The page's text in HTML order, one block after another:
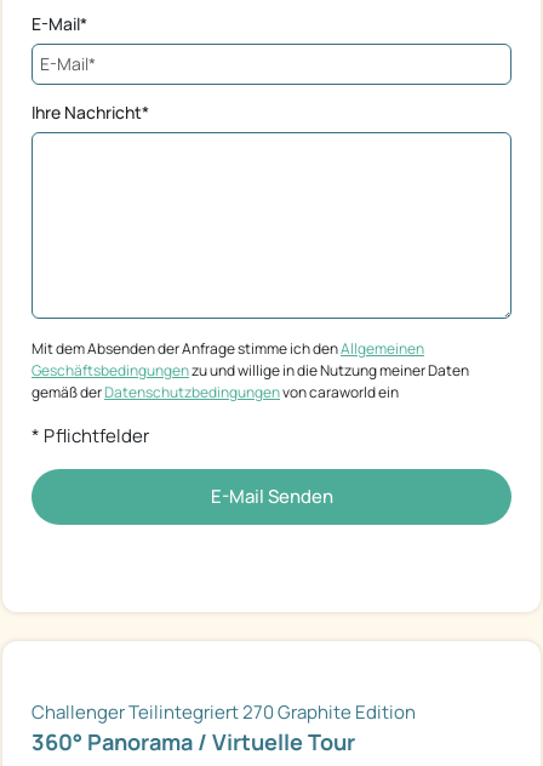
E-Mail*
Ihre Nachricht*
Mit dem Absenden der Anfrage stimme ich denAllgemeinen
Geschäftsbedingungenzu und willige in die Nutzung meiner Daten
gemäß derDatenschutzbedingungenvon caraworld ein
* Pflichtfelder
E-Mail Senden
Challenger Teilintegriert 270 Graphite Edition
360° Panorama / Virtuelle Tour